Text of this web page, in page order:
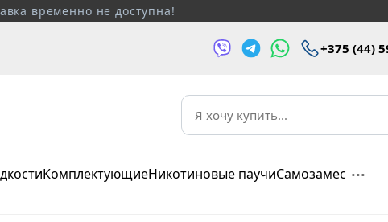
сайте предназначена только для лиц достигших 18 лет.
+375 (44)
КомплектующиеНикотиновые паучиСамозамес ...